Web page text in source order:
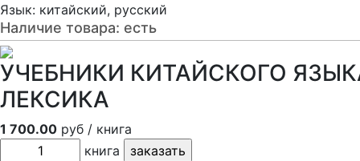
Язык: китайский, русский
Наличие товара: есть
УЧЕБНИКИ КИТАЙСКОГО
ЛЕКСИКА
1 700.00 руб / книга
книга